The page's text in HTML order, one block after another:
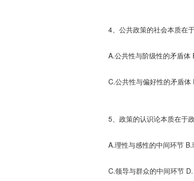
4、公共政策的社会本质在
A.公共性与阶级性的矛盾体
C.公共性与偏好性的矛盾体
5、政策的认识论本质在于
A.理性与感性的中间环节 B.
C.领导与群众的中间环节